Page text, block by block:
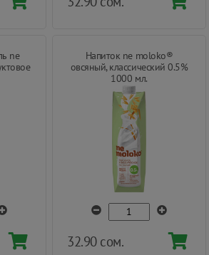
ne
Напиток ne moloko®
овсяный, классический 0.5%
1000 мл.
32.90 сом.